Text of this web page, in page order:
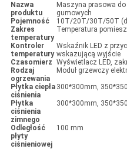
Nazwa
produktu
Maszyna prasowa
gumowych
Pojemność
10T/20T/30T/50T
Zakres
temperatury
Temperatura
Kontroler
temperatury
Wskaźnik LED z
wskazującą wyjście
Czasomierz Wyświetlacz LED,
Rodzaj
ogrzewania
Moduł grzewczy
Płytka ciepła
ciśnienia
300*300mm,
Płytka
ciśnienia
zimnego
300*300mm,
Odległość
płyty
ciśnieniowej
100 mm